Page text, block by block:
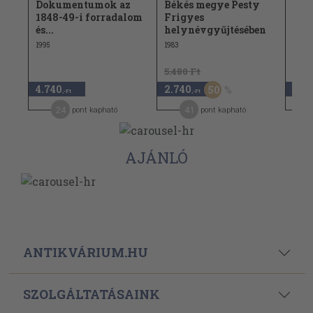
Dokumentumok az
1848-49-i forradalom
és...
1995
4.740 ,-Ft
pont kapható
Békés megye Pesty
Frigyes
helynévgyűjtésében
1983
5.480 Ft
2.740 ,-Ft 50
pont kapható
AJÁNLÓ
ANTIKVÁRIUM.HU
SZOLGÁLTATÁSAINK